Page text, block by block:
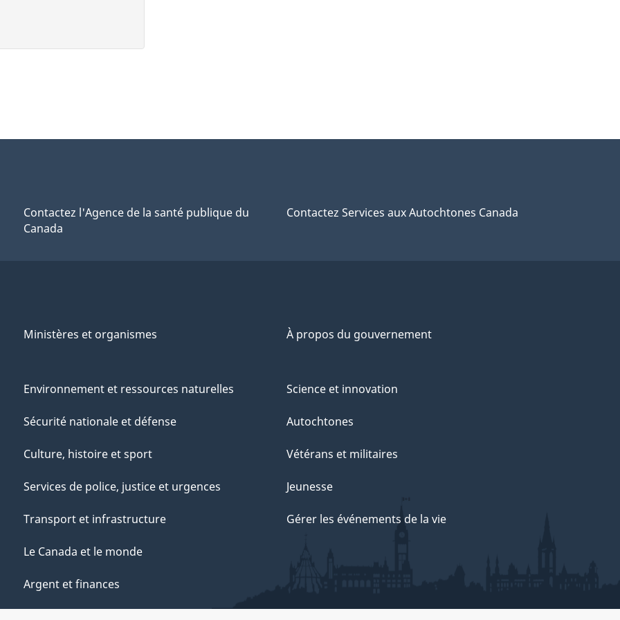
Contactez l'Agence de la santé publique du
Canada
Contactez Services aux Autochtones Canada
Ministères et organismes À propos du gouvernement
Environnement et ressources naturelles
Sécurité nationale et défense
Culture, histoire et sport
Services de police, justice et urgences
Transport et infrastructure
Le Canada et le monde
Argent et finances
Science et innovation
Autochtones
Vétérans et militaires
Jeunesse
Gérer les événements de la vie